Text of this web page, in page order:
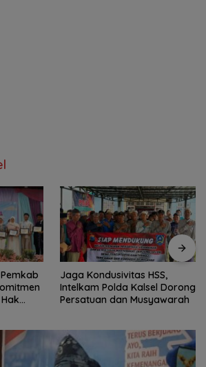
Jaga Kondusivitas HSS,
Intelkam Polda Kalsel Dorong
Persatuan dan Musyawarah